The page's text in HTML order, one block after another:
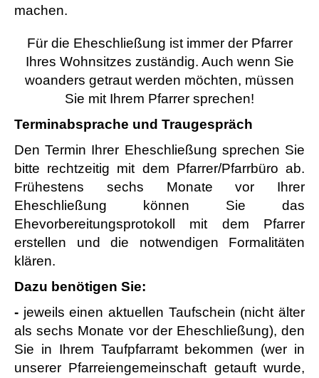
machen.
Für die Eheschließung ist immer der Pfarrer
Ihres Wohnsitzes zuständig. Auch wenn Sie
woanders getraut werden möchten, müssen
Sie mit Ihrem Pfarrer sprechen!
Terminabsprache und Traugespräch
Den Termin Ihrer Eheschließung sprechen Sie
bitte rechtzeitig mit dem Pfarrer/Pfarrbüro ab.
Frühestens sechs Monate vor Ihrer
Eheschließung können Sie das
Ehevorbereitungsprotokoll mit dem Pfarrer
erstellen und die notwendigen Formalitäten
klären.
Dazu benötigen Sie:
- jeweils einen aktuellen Taufschein (nicht älter
als sechs Monate vor der Eheschließung), den
Sie in Ihrem Taufpfarramt bekommen (wer in
unserer Pfarreiengemeinschaft getauft wurde,